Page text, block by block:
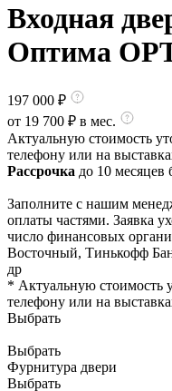
Входная
Оптима
197 000 ₽
от 19 700 ₽ в мес.
Актуальную стоимость
телефону или на
Рассрочка до 10 месяцев
Заполните с нашим
оплаты частями. Заявка
число финансовых
Восточный, Тинькофф
др
* Актуальную стоимость
телефону или на
Выбрать
Выбрать
Фурнитура двери
Выбрать